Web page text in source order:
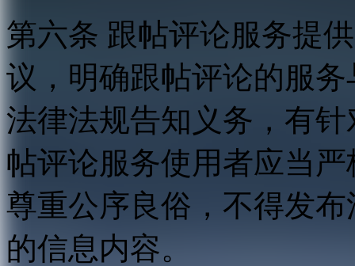
第六条 跟帖评论服务提
议，明确跟帖评论的服
法律法规告知义务，有
帖评论服务使用者应当
尊重公序良俗，不得发
的信息内容。